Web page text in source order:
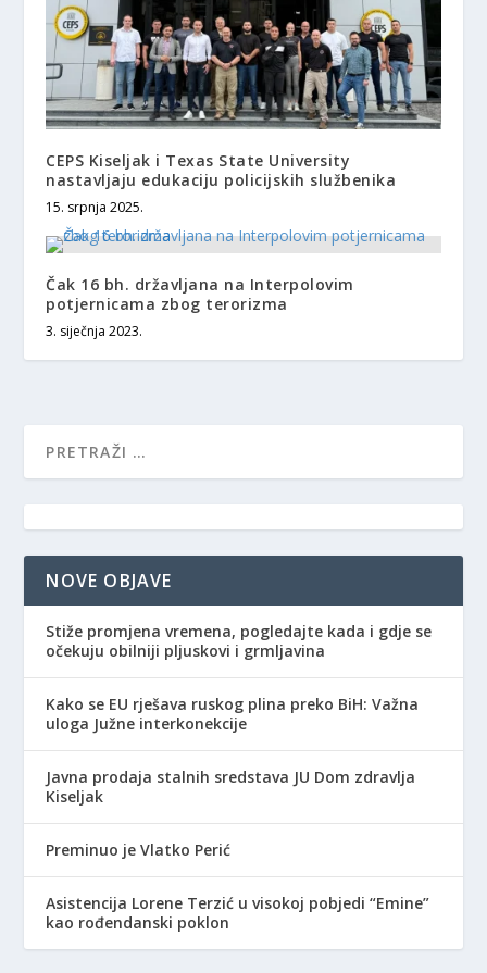
CEPS Kiseljak i Texas State University
nastavljaju edukaciju policijskih službenika
15. srpnja 2025.
Čak 16 bh. državljana na Interpolovim
potjernicama zbog terorizma
3. siječnja 2023.
NOVE OBJAVE
Stiže promjena vremena, pogledajte kada i gdje se
očekuju obilniji pljuskovi i grmljavina
Kako se EU rješava ruskog plina preko BiH: Važna
uloga Južne interkonekcije
Javna prodaja stalnih sredstava JU Dom zdravlja
Kiseljak
Preminuo je Vlatko Perić
Asistencija Lorene Terzić u visokoj pobjedi “Emine”
kao rođendanski poklon